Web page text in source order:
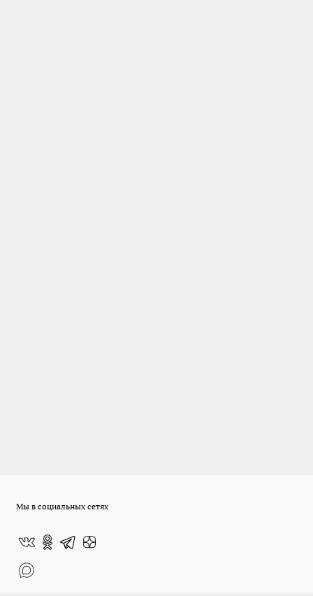
Мы в социальных сетях